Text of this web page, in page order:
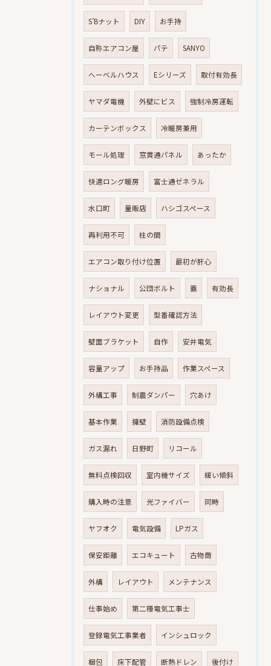
S’Bナット DIY お手持
自称エアコン屋 パテ SANYO
へーベルハウス Eシリーズ 取付有効長
ヤマダ電機 外壁にビス 強制冷房運転
カーテンボックス 冷暖房兼用
モール処理 窓貫通パネル あったか
快適ロング暖房 富士通ゼネラル
水口町 量販店 ハシゴスペース
再利用不可 柱の間
エアコン取り付け位置 最初が肝心
ナショナル 公団ボルト 蓋 有効長
レイアウト変更 型番確認方法
壁面ブラケット 自作 安井電気
容量アップ お手持品 作業スペース
外構工事 制震ダンパー 穴あけ
基本作業 擁壁 消防設備点検
ガス漏れ 日野町 リコール
無料点検回収 室内機サイズ 緩い傾斜
購入時の注意 光ファイバー 同時
ヤフオク 電気設備 LPガス
保安距離 エコキュート 古物商
外構 レイアウト メンテナンス
仕事始め 第二種電気工事士
登録電気工事業者 インシュロック
梱包 床下配管 断熱ドレン 後付け